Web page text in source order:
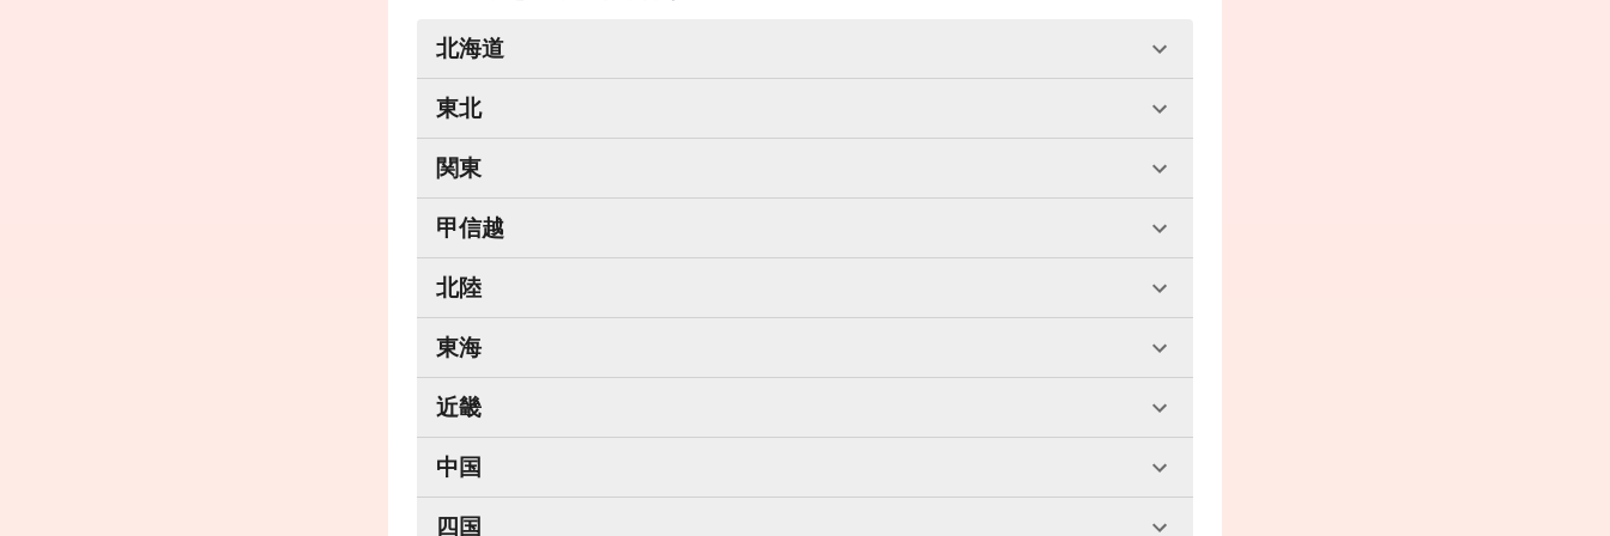
北海道
東北
関東
甲信越
北陸
東海
近畿
中国
四国